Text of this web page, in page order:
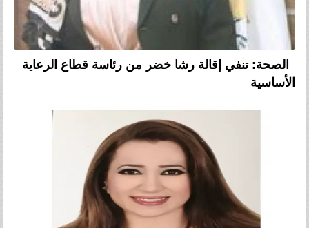
الصحة: تنفي إقالة رشا خضر من رئاسة قطاع الرعاية
الأساسية